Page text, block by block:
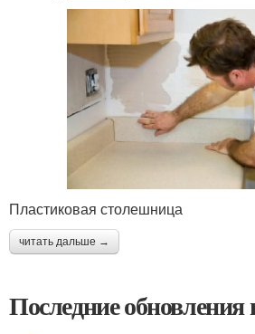
Пластиковая столешница
читать дальше →
Последние обновления